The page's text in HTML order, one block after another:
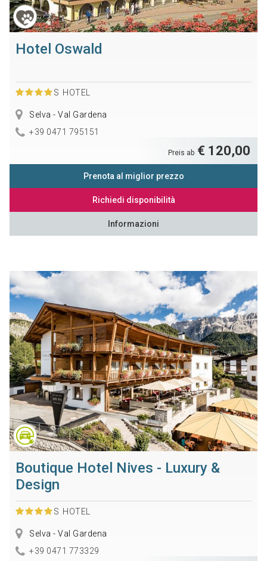
Hotel Oswald
S HOTEL
Selva - Val Gardena
+39 0471 795151
Preis ab € 120,00
Prenota al miglior prezzo
Richiedi disponibilità
Informazioni
Boutique Hotel Nives - Luxury &
Design
S HOTEL
Selva - Val Gardena
+39 0471 773329